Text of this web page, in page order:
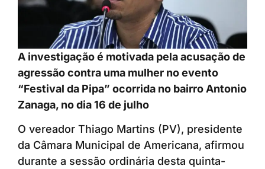
A investigação é motivada pela acusação de
agressão contra uma mulher no evento
“Festival da Pipa” ocorrida no bairro Antonio
Zanaga, no dia 16 de julho
O vereador Thiago Martins (PV), presidente
da Câmara Municipal de Americana, afirmou
durante a sessão ordinária desta quinta-